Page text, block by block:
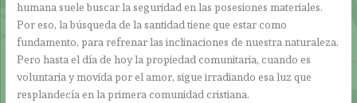
humana suele buscar la seguridad en las posesiones materiales.
Por eso, la búsqueda de la santidad tiene que estar como
fundamento, para refrenar las inclinaciones de nuestra naturaleza.
Pero hasta el día de hoy la propiedad comunitaria, cuando es
voluntaria y movida por el amor, sigue irradiando esa luz que
resplandecía en la primera comunidad cristiana.